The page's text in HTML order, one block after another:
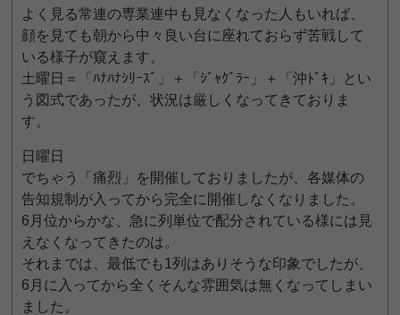
よく見る常連の専業連中も見なくなった人もいれば、
顔を見ても朝から中々良い台に座れておらず苦戦して
いる様子が窺えます。
土曜日＝「ﾊﾅﾊﾅｼﾘｰｽﾞ」＋「ｼﾞｬｸﾞﾗｰ」＋「沖ﾄﾞｷ」とい
う図式であったが、状況は厳しくなってきておりま
す。
日曜日
でちゃう「痛烈」を開催しておりましたが、各媒体の
告知規制が入ってから完全に開催しなくなりました。
6月位からかな、急に列単位で配分されている様には見
えなくなってきたのは。
それまでは、最低でも1列はありそうな印象でしたが、
6月に入ってから全くそんな雰囲気は無くなってしまい
ました。